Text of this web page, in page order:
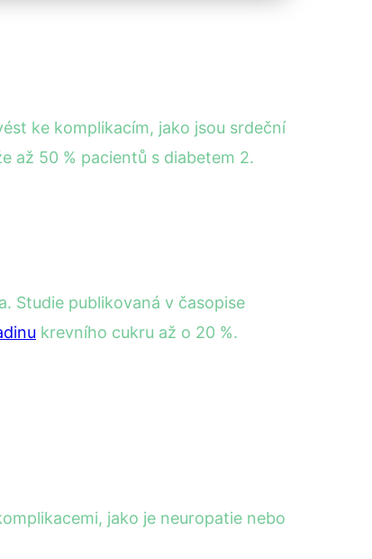
ke komplikacím, jako jsou srdeční
až 50 % pacientů s diabetem 2.
Studie publikovaná v časopise
krevního cukru až o 20 %.
jako je neuropatie nebo